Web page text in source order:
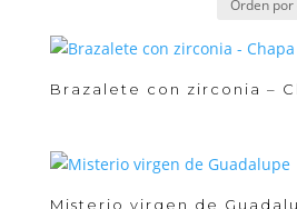
Brazalete con zirconia –
Misterio virgen de